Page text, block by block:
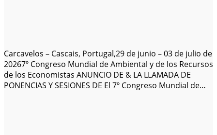
Carcavelos – Cascais, Portugal,29 de junio – 03 de julio de
20267º Congreso Mundial de Ambiental y de los Recursos
de los Economistas ANUNCIO DE & LA LLAMADA DE
PONENCIAS Y SESIONES DE El 7º Congreso Mundial de